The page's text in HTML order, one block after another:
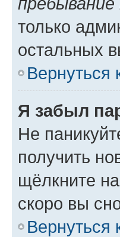
только
остальных
Вернуться
Я забыл
Не
получить
щёлкните
скоро вы
Вернуться